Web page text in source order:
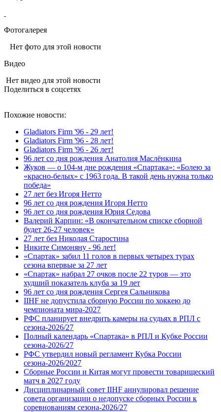
Фотогалерея
Нет фото для этой новости
Видео
Нет видео для этой новости
Поделиться в соцсетях
Похожие новости:
Gladiators Firm '96 - 29 лет!
Gladiators Firm '96 - 28 лет!
Gladiators Firm '96 - 26 лет!
96 лет со дня рождения Анатолия Маслёнкина
Жуков — о 104‑м дне рождения «Спартака»: «Болею за
«красно‑белых» с 1963 года. В такой день нужна только
победа»
27 лет без Игоря Нетто
96 лет со дня рождения Игоря Нетто
96 лет со дня рождения Юрия Седова
Валерий Карпин: «В окончательном списке сборной
будет 26-27 человек»
27 лет без Николая Старостина
Никите Симоняну - 96 лет!
«Спартак» забил 11 голов в первых четырех турах
сезона впервые за 27 лет
«Спартак» набрал 27 очков после 22 туров — это
худший показатель клуба за 19 лет
96 лет со дня рождения Сергея Сальникова
IIHF не допустила сборную России по хоккею до
чемпионата мира‑2027
РФС планирует внедрить камеры на судьях в РПЛ с
сезона-2026/27
Полный календарь «Спартака» в РПЛ и Кубке России
сезона-2026/27
РФС утвердил новый регламент Кубка России
сезона-2026/2027
Сборные России и Китая могут провести товарищеский
матч в 2027 году
Дисциплинарный совет IIHF аннулировал решение
совета организации о недопуске сборных России к
соревнованиям сезона‑2026/27